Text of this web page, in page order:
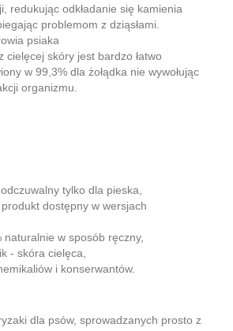
redukując odkładanie się kamienia
problemom z dziąsłami.
psiaka
cielęcej skóry jest bardzo łatwo
w 99,3% dla żołądka nie wywołując
organizmu.
tylko dla pieska,
dostępny w wersjach
w sposób ręczny,
- skóra cielęca,
i konserwantów.
dla psów, sprowadzanych prosto z